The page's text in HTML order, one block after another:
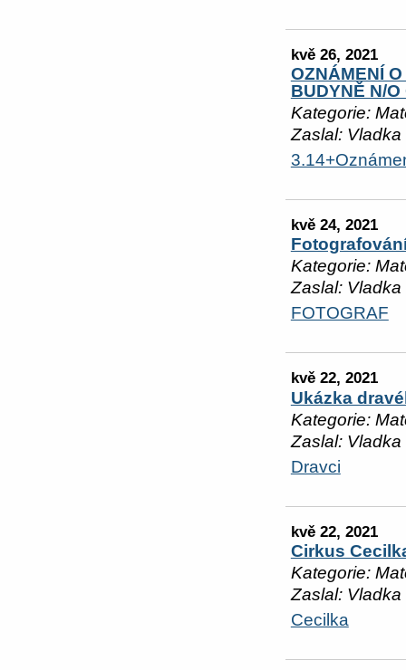
kvě 26, 2021
OZNÁMENÍ
BUDYNĚ N/
Kategorie:
Zaslal: Vladka
kvě 24, 2021
Kategorie:
Zaslal: Vladka
FOTOGRAF
kvě 22, 2021
Ukázka
Kategorie:
Zaslal: Vladka
Dravci
kvě 22, 2021
Cirkus
Kategorie:
Zaslal: Vladka
Cecilka